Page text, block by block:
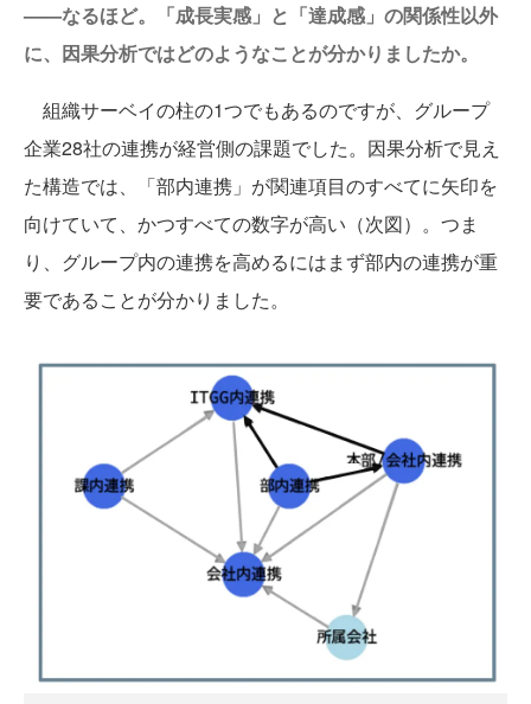
——なるほど。「成長実感」と「達成感」の関係性以外
に、因果分析ではどのようなことが分かりましたか。
組織サーベイの柱の1つでもあるのですが、グループ
企業28社の連携が経営側の課題でした。因果分析で見え
た構造では、「部内連携」が関連項目のすべてに矢印を
向けていて、かつすべての数字が高い（次図）。つま
り、グループ内の連携を高めるにはまず部内の連携が重
要であることが分かりました。